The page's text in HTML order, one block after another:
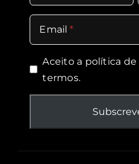
Email
Aceito a política de
termos.